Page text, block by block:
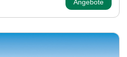
Angebote